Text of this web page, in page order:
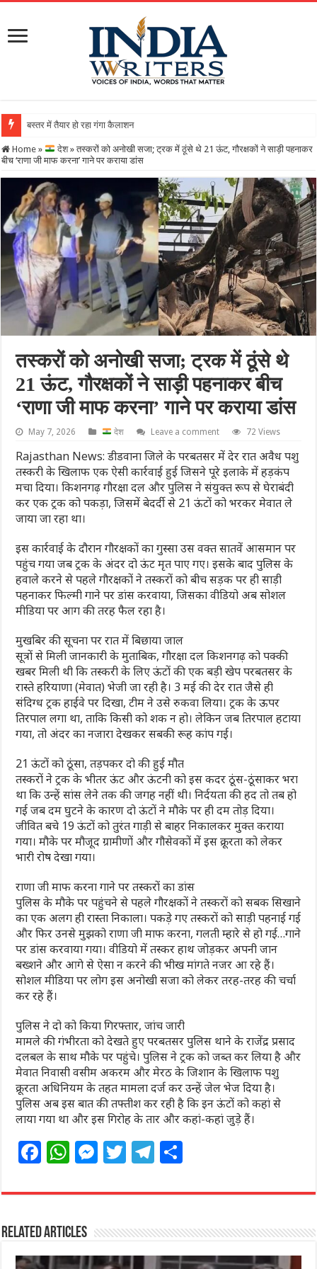
बस्तर में तैयार हो रहा गंगा कैलाशनाथ चतुर्मुख शिवालय : महाशिवरात्
Home » देश » तस्करों को अनोखी सजा; ट्रक में ठूंसे थे 21 ऊंट, गौरक्षकों ने साड़ी पहनाकर
बीच ‘राणा जी माफ करना’ गाने पर कराया डांस
तस्करों को अनोखी सजा; ट्रक में ठूंसे थे
21 ऊंट, गौरक्षकों ने साड़ी पहनाकर बीच
‘राणा जी माफ करना’ गाने पर कराया डांस
May 7, 2026 देश Leave a comment 72 Views
Rajasthan News: डीडवाना जिले के परबतसर में देर रात अवैध पशु
तस्करी के खिलाफ एक ऐसी कार्रवाई हुई जिसने पूरे इलाके में हड़कंप
मचा दिया। किशनगढ़ गौरक्षा दल और पुलिस ने संयुक्त रूप से घेराबंदी
कर एक ट्रक को पकड़ा, जिसमें बेदर्दी से 21 ऊंटों को भरकर मेवात ले
जाया जा रहा था।
इस कार्रवाई के दौरान गौरक्षकों का गुस्सा उस वक्त सातवें आसमान पर
पहुंच गया जब ट्रक के अंदर दो ऊंट मृत पाए गए। इसके बाद पुलिस के
हवाले करने से पहले गौरक्षकों ने तस्करों को बीच सड़क पर ही साड़ी
पहनाकर फिल्मी गाने पर डांस करवाया, जिसका वीडियो अब सोशल
मीडिया पर आग की तरह फैल रहा है।
मुखबिर की सूचना पर रात में बिछाया जाल
सूत्रों से मिली जानकारी के मुताबिक, गौरक्षा दल किशनगढ़ को पक्की
खबर मिली थी कि तस्करी के लिए ऊंटों की एक बड़ी खेप परबतसर के
रास्ते हरियाणा (मेवात) भेजी जा रही है। 3 मई की देर रात जैसे ही
संदिग्ध ट्रक हाईवे पर दिखा, टीम ने उसे रुकवा लिया। ट्रक के ऊपर
तिरपाल लगा था, ताकि किसी को शक न हो। लेकिन जब तिरपाल हटाया
गया, तो अंदर का नजारा देखकर सबकी रूह कांप गई।
21 ऊंटों को ठूंसा, तड़पकर दो की हुई मौत
तस्करों ने ट्रक के भीतर ऊंट और ऊंटनी को इस कदर ठूंस-ठूंसाकर भरा
था कि उन्हें सांस लेने तक की जगह नहीं थी। निर्दयता की हद तो तब हो
गई जब दम घुटने के कारण दो ऊंटों ने मौके पर ही दम तोड़ दिया।
जीवित बचे 19 ऊंटों को तुरंत गाड़ी से बाहर निकालकर मुक्त कराया
गया। मौके पर मौजूद ग्रामीणों और गौसेवकों में इस क्रूरता को लेकर
भारी रोष देखा गया।
राणा जी माफ करना गाने पर तस्करों का डांस
पुलिस के मौके पर पहुंचने से पहले गौरक्षकों ने तस्करों को सबक सिखाने
का एक अलग ही रास्ता निकाला। पकड़े गए तस्करों को साड़ी पहनाई गई
और फिर उनसे मुझको राणा जी माफ करना, गलती म्हारे से हो गई…गाने
पर डांस करवाया गया। वीडियो में तस्कर हाथ जोड़कर अपनी जान
बख्शने और आगे से ऐसा न करने की भीख मांगते नजर आ रहे हैं।
सोशल मीडिया पर लोग इस अनोखी सजा को लेकर तरह-तरह की चर्चा
कर रहे हैं।
पुलिस ने दो को किया गिरफ्तार, जांच जारी
मामले की गंभीरता को देखते हुए परबतसर पुलिस थाने के राजेंद्र प्रसाद
दलबल के साथ मौके पर पहुंचे। पुलिस ने ट्रक को जब्त कर लिया है और
मेवात निवासी वसीम अकरम और मेरठ के जिशान के खिलाफ पशु
क्रूरता अधिनियम के तहत मामला दर्ज कर उन्हें जेल भेज दिया है।
पुलिस अब इस बात की तफ्तीश कर रही है कि इन ऊंटों को कहां से
लाया गया था और इस गिरोह के तार और कहां-कहां जुड़े हैं।
F
c
e
b
W
at
s
A
M
ss
n
T
itt
r
T
e
ra
ar
Related Articles